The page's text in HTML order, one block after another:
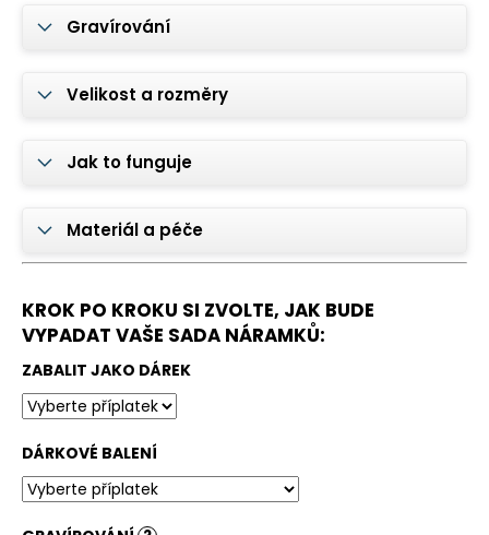
Gravírování
Velikost a rozměry
Jak to funguje
Materiál a péče
KROK PO KROKU SI ZVOLTE, JAK BUDE
VYPADAT VAŠE SADA NÁRAMKŮ:
ZABALIT JAKO DÁREK
DÁRKOVÉ BALENÍ
PERSONALIZOVANÝCH
S
FOTOGRAFIÍ
Kč